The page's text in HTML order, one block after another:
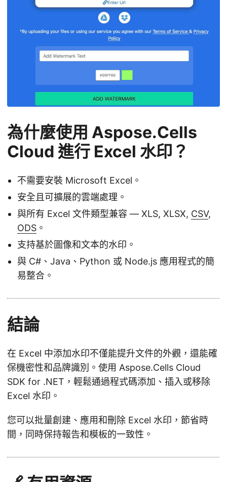
為什麼使用 Aspose.Cells
Cloud 進行 Excel 水印？
不需要安裝 Microsoft Excel。
安全且可擴展的雲端處理。
與所有 Excel 文件類型兼容 — XLS, XLSX, CSV,
ODS 。
支持基於圖像和文本的水印。
與 C#、Java、Python 或 Node.js 應用程式的簡
易整合。
結論
在 Excel 中添加水印不僅能提升文件的外觀，還能確
保機密性和品牌識別。使用 Aspose.Cells Cloud
SDK for .NET，輕鬆通過程式碼添加、插入或移除
Excel 水印。
您可以批量創建、應用和刪除 Excel 水印，節省時
間，同時保持報告和模板的一致性。